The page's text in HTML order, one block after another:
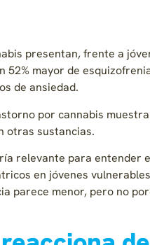
presentan, frente a
mayor de
de ansiedad.
por cannabis
otras sustancias.
relevante para entender
en jóvenes
parece menor, pero no